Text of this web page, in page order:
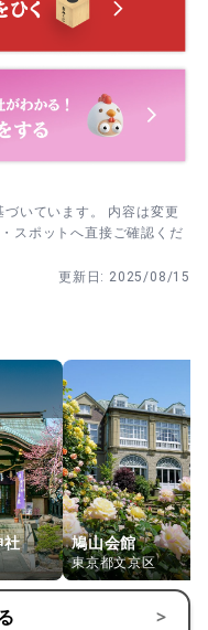
無事を願う祈祷。車
所定の場所で行われ
いています。 内容は変更
スポットへ直接ご確認くだ
更新日: 2025/08/15
社 鳩山会館
東京都文京区
>